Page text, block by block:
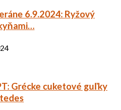
6.9.2024: Ryžový
Grécke cuketové guľky